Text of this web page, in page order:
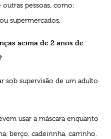
pessoas, como:
supermercados.
acima de 2 anos de
sob supervisão de um adulto
usar a máscara enquanto
berço, cadeirinha, carrinho,